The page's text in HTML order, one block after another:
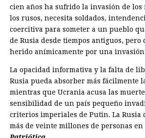
cien años ha sufrido la invasión de los
los rusos, necesita soldados,
coercitiva para someter a un pueblo
de Rusia desde tiempos antiguos, pero
herido anímicamente por una
La opacidad informativa y la falta de
Rusia pueda absorber más fácilmente
mientras que Ucrania acusa las
sensibilidad de un país pequeño
criterios imperiales de Putin. La Rusia
más de veinte millones de personas en